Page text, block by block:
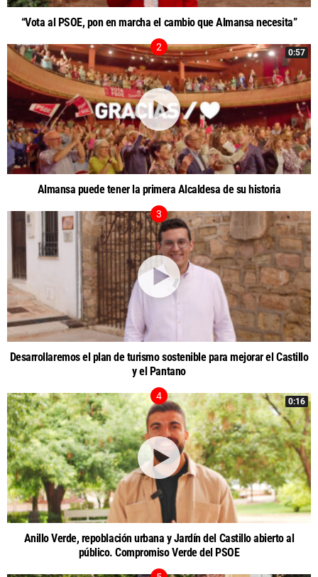
“Vota al PSOE, pon en marcha el cambio que Almansa necesita”
0:57
Almansa puede tener la primera Alcaldesa de su historia
Desarrollaremos el plan de turismo sostenible para mejorar el Castillo
y el Pantano
0:16
Anillo Verde, repoblación urbana y Jardín del Castillo abierto al
público. Compromiso Verde del PSOE